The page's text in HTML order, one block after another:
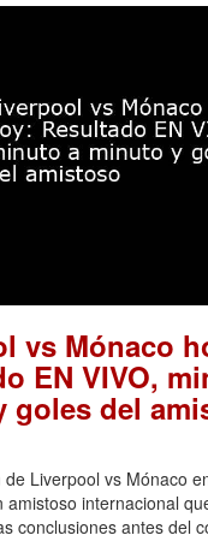
vs Mónaco
EN VIVO,
goles del
Liverpool vs Mónaco
amistoso internacional
conclusiones antes del